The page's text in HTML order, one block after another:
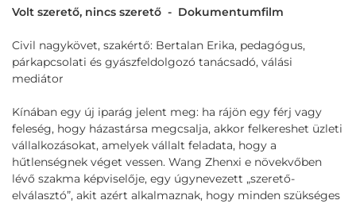
Volt szerető, nincs szerető - Dokumentumfilm
Civil nagykövet, szakértő: Bertalan Erika, pedagógus,
párkapcsolati és gyászfeldolgozó tanácsadó, válási
mediátor
Kínában egy új iparág jelent meg: ha rájön egy férj vagy
feleség, hogy házastársa megcsalja, akkor felkereshet üzleti
vállalkozásokat, amelyek vállalt feladata, hogy a
hűtlenségnek véget vessen. Wang Zhenxi e növekvőben
lévő szakma képviselője, egy úgynevezett „szerető-
elválasztó”, akit azért alkalmaznak, hogy minden szükséges